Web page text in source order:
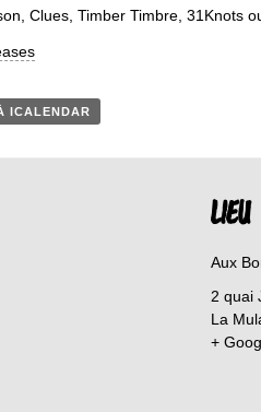
Clues, Timber Timbre, 31Knots
ICALENDAR
LIEU
Aux
2 quai
La
+